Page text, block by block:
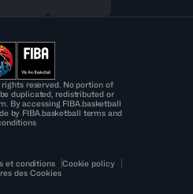
reserved. No portion of
duplicated, redistributed or
By accessing FIBA.basketball
by FIBA.basketball terms and
et conditions
Cookie policy
des Cookies